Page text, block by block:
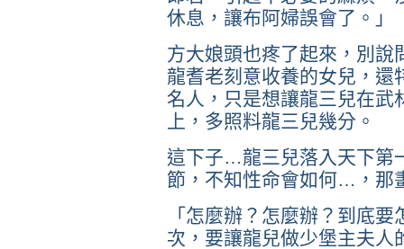
休息，讓布阿婦誤會了。」
方大娘頭也疼了起來，別說
龍耆老刻意收養的女兒，還
名人，只是想讓龍三兒在武
上，多照料龍三兒幾分。
這下子…龍三兒落入天下第
節，不知性命會如何…，那
「怎麼辦？怎麼辦？到底
次，要讓龍兒做少堡主夫人